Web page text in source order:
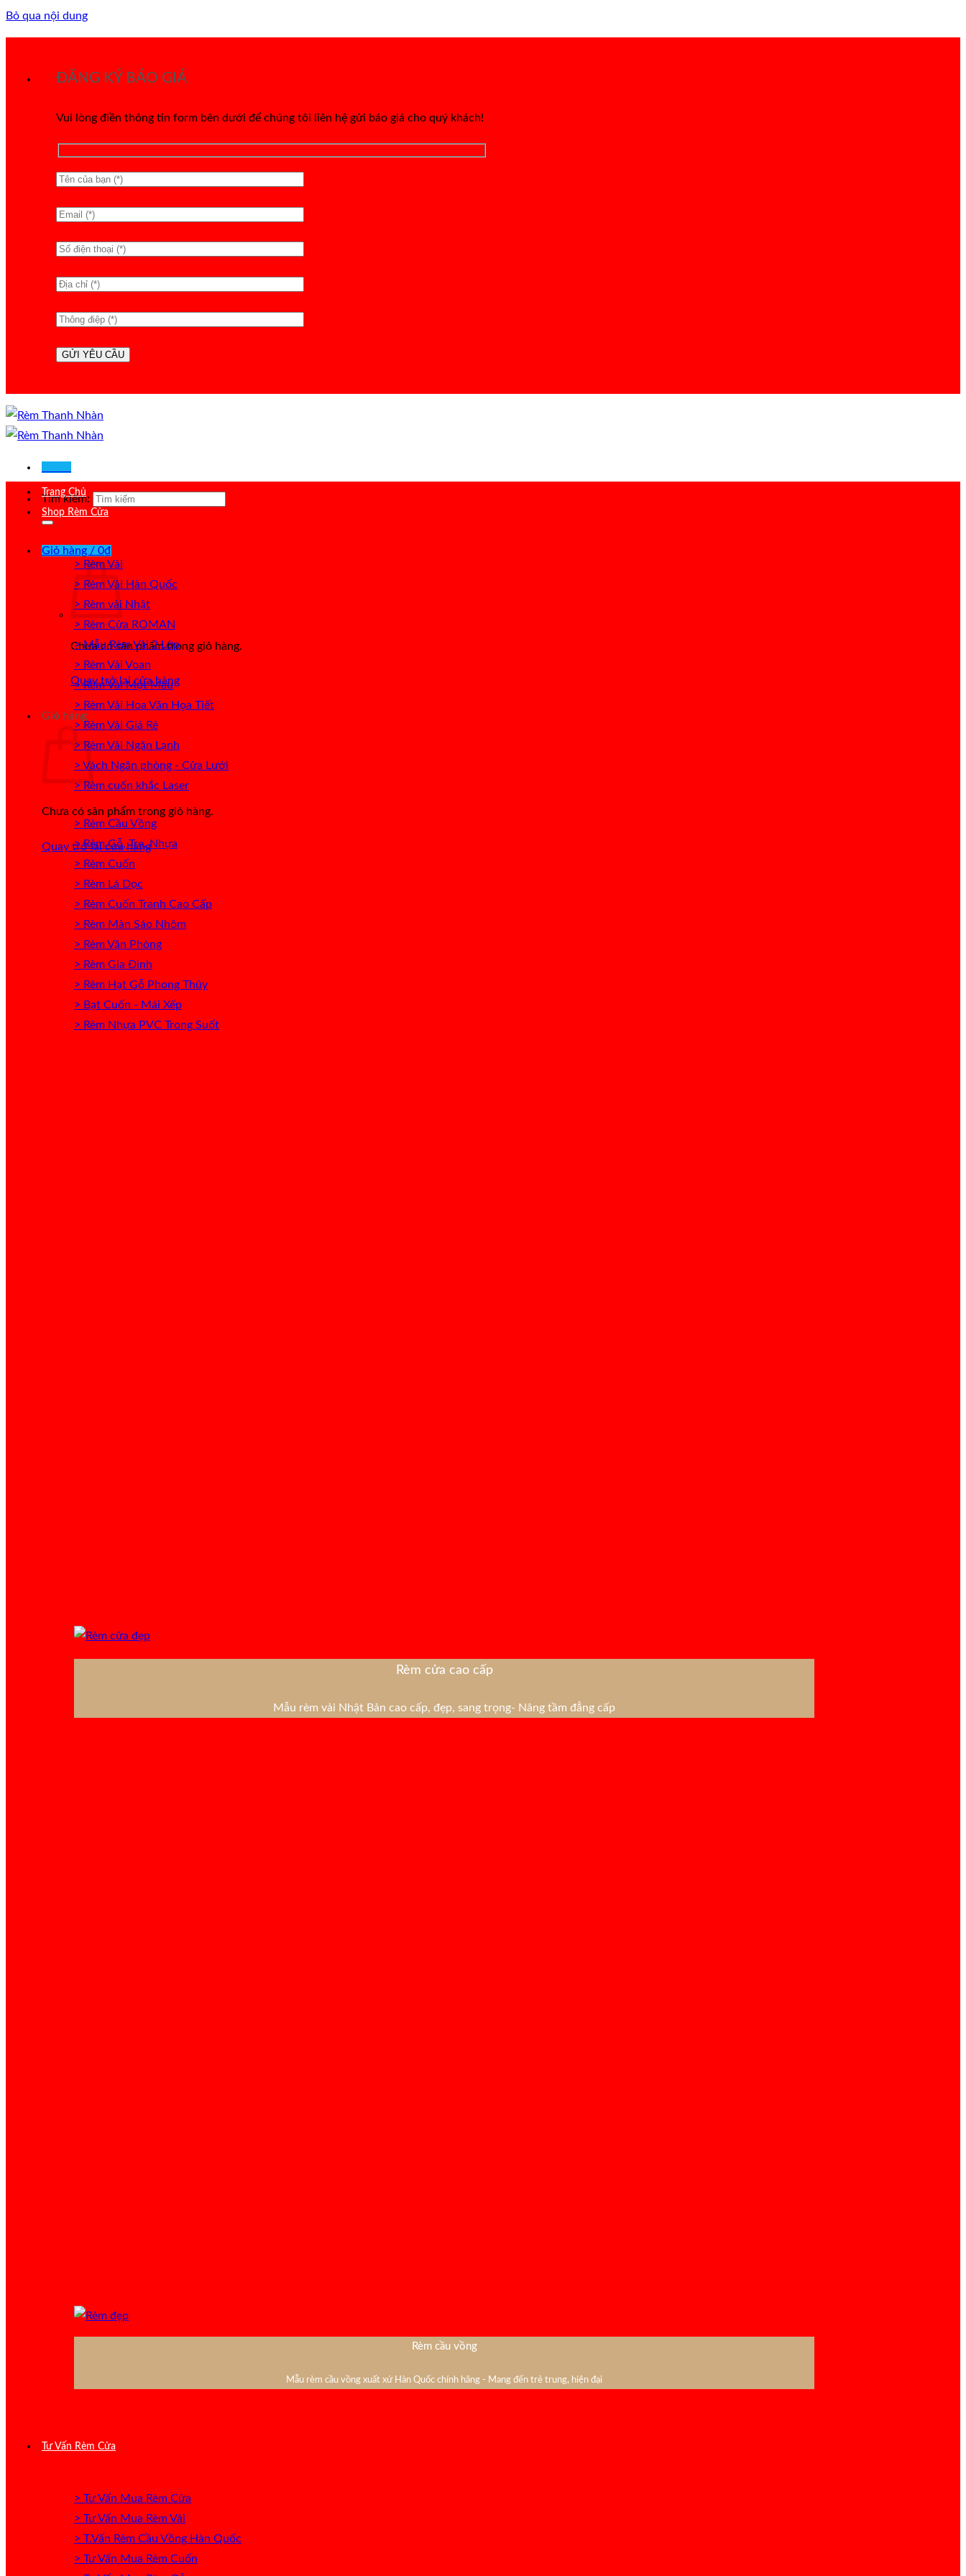
Bỏ qua nội dung
ĐĂNG KÝ BÁO GIÁ
Vui lòng điền thông tin form bên dưới để chúng tôi liên hệ gửi báo giá cho quý khách!
Tìm kiếm:
Giỏ hàng / 0₫
Chưa có sản phẩm trong giỏ hàng.
Quay trở lại cửa hàng
Giỏ hàng
Chưa có sản phẩm trong giỏ hàng.
Quay trở lại cửa hàng
Trang Chủ
Shop Rèm Cửa
> Rèm Vải
> Rèm Vải Hàn Quốc
> Rèm vải Nhật
> Rèm Cửa ROMAN
> Mẫu Rèm Vải 2 Lớp
> Rèm Vải Voan
> Rèm Vải Một Màu
> Rèm Vải Hoa Văn Họa Tiết
> Rèm Vải Giá Rẻ
> Rèm Vải Ngăn Lạnh
> Vách Ngăn phòng - Cửa Lưới
> Rèm cuốn khắc Laser
> Rèm Cầu Vồng
> Rèm Gỗ, Tre, Nhựa
> Rèm Cuốn
> Rèm Lá Dọc
> Rèm Cuốn Tranh Cao Cấp
> Rèm Màn Sáo Nhôm
> Rèm Văn Phòng
> Rèm Gia Đình
> Rèm Hạt Gỗ Phong Thủy
> Bạt Cuốn - Mái Xếp
> Rèm Nhựa PVC Trong Suốt
Rèm cửa cao cấp
Mẫu rèm vải Nhật Bản cao cấp, đẹp, sang trọng- Nâng tầm đẳng cấp
Rèm cầu vồng
Mẫu rèm cầu vồng xuất xứ Hàn Quốc chính hãng - Mang đến trẻ trung, hiện đại
Tư Vấn Rèm Cửa
> Tư Vấn Mua Rèm Cửa
> Tư Vấn Mua Rèm Vải
> T.Vấn Rèm Cầu Vồng Hàn Quốc
> Tư Vấn Mua Rèm Cuốn